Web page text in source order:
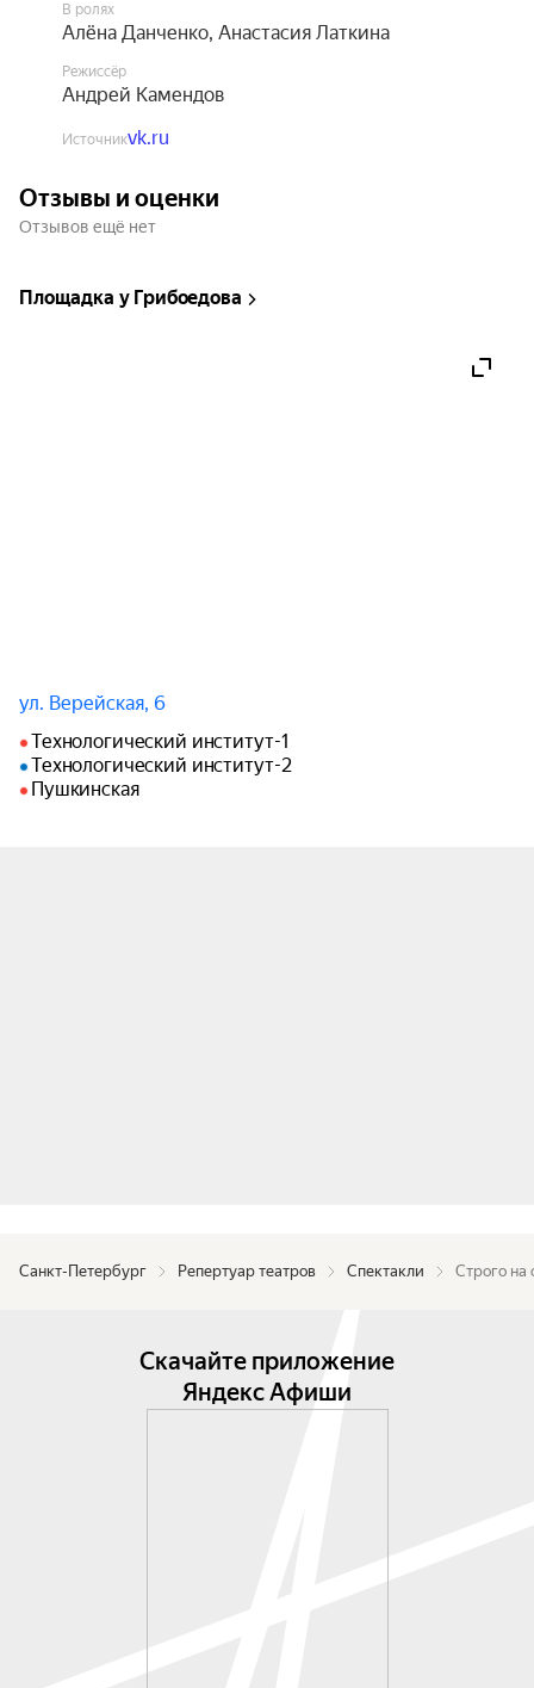
участок — вот что ждёт наших героических
испытания лишь укрепят их сестринские узы.
В ролях
Алёна Данченко, Анастасия Латкина
Режиссёр
Андрей Камендов
Источникvk.ru
Отзывы и оценки
Отзывов ещё нет
Площадка у Грибоедова
ул. Верейская, 6
Технологический институт-1
Технологический институт-2
Пушкинская
Санкт-Петербург Репертуар театров Спектакли Строго на
Скачайте приложение
Яндекс Афиши